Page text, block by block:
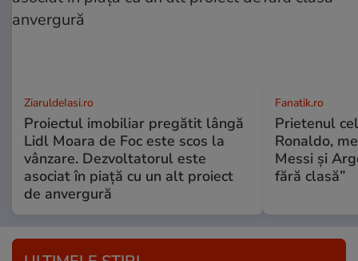
ZiaruldeIasi.ro
Proiectul imobiliar pregătit lângă
Lidl Moara de Foc este scos la
vânzare. Dezvoltatorul este
asociat în piață cu un alt proiect
de anvergură
Fanatik.ro
Prietenul
Ronaldo,
Messi și
fără clasă”